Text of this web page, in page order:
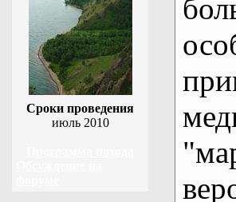
Сроки проведения
июль 2010